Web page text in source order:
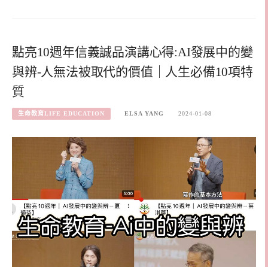
點亮10週年信義誠品演講心得:AI發展中的變
與辨-人無法被取代的價值｜人生必備10項特
質
生命教育LIFE EDUCATION ELSA YANG 2024-01-08